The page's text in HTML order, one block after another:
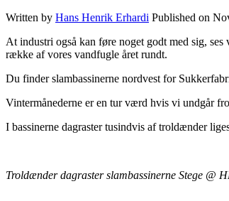
Written by Hans Henrik Erhardi Published on
At industri også kan føre noget godt med sig,
række af vores vandfugle året rundt.
Du finder slambassinerne nordvest for
Vintermånederne er en tur værd hvis vi undgår
I bassinerne dagraster tusindvis af troldænder
Troldænder dagraster slambassinerne Stege @